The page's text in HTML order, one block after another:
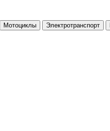
Мотоциклы Электротранспорт